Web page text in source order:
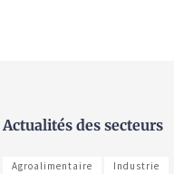
Actualités des secteurs
Agroalimentaire Industrie